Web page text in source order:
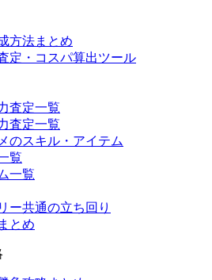
方法まとめ
定・コスパ算出ツール
査定一覧
査定一覧
のスキル・アイテム
覧
一覧
ー共通の立ち回り
とめ